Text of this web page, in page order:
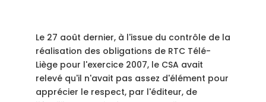
Le 27 août dernier, à l'issue du contrôle de la
réalisation des obligations de RTC Télé-
Liège pour l'exercice 2007, le CSA avait
relevé qu'il n'avait pas assez d'élément pour
apprécier le respect, par l'éditeur, de